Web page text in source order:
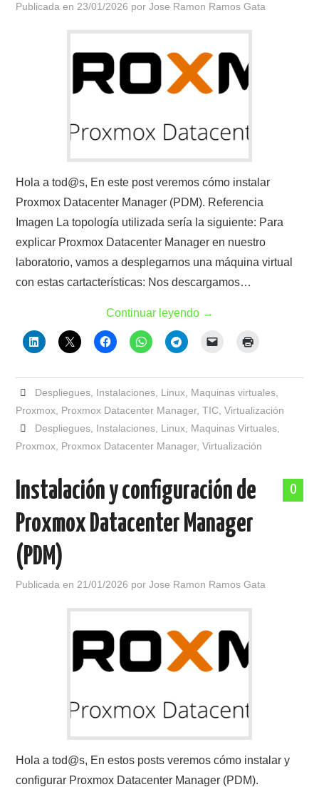
Publicada en 23/01/2026 porJose Ramon Ramos Gata
Hola a tod@s, En este post veremos cómo instalar
Proxmox Datacenter Manager (PDM). Referencia
Imagen La topología utilizada sería la siguiente: Para
explicar Proxmox Datacenter Manager en nuestro
laboratorio, vamos a desplegarnos una máquina virtual
con estas cartacterísticas: Nos descargamos…
Continuar leyendo →
Despliegues, Instalaciones, Linux, Maquinas virtuales,
Proxmox Proxmox Datacenter Manager,TIC ,Virtualización
Despliegues, Instalaciones, Linux, Maquinas Virtuales,
Proxmox Proxmox Datacenter Manager,Virtualización
0
Instalación y configuración de
Proxmox Datacenter Manager
(PDM)
Publicada en 21/01/2026 porJose Ramon Ramos Gata
Hola a tod@s, En estos posts veremos cómo instalar y
configurar Proxmox Datacenter Manager (PDM).